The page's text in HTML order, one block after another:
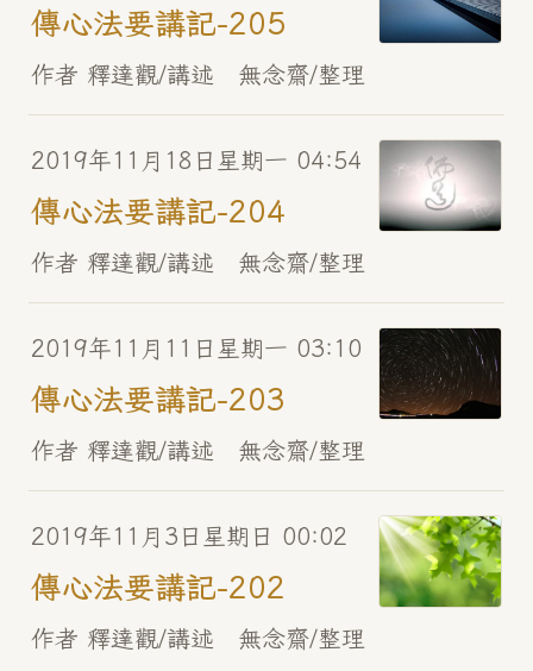
傳心法要講記-205
作者 釋達觀/講述 無念齋/整理
2019年11月18日星期一 04:54
傳心法要講記-204
作者 釋達觀/講述 無念齋/整理
2019年11月11日星期一 03:10
傳心法要講記-203
作者 釋達觀/講述 無念齋/整理
2019年11月3日星期日 00:02
傳心法要講記-202
作者 釋達觀/講述 無念齋/整理